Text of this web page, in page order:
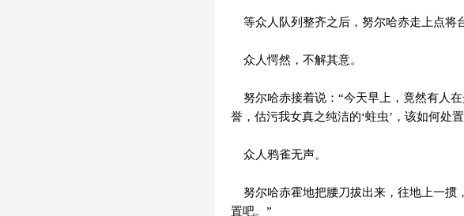
等众人队列整齐之后，努尔哈赤走上点将
众人愕然，不解其意。
努尔哈赤接着说：“今天早上，竟然有人
誉，估污我女真之纯洁的‘蛀虫’，该如何处
众人鸦雀无声。
努尔哈赤霍地把腰刀拔出来，往地上一掼
置吧。”